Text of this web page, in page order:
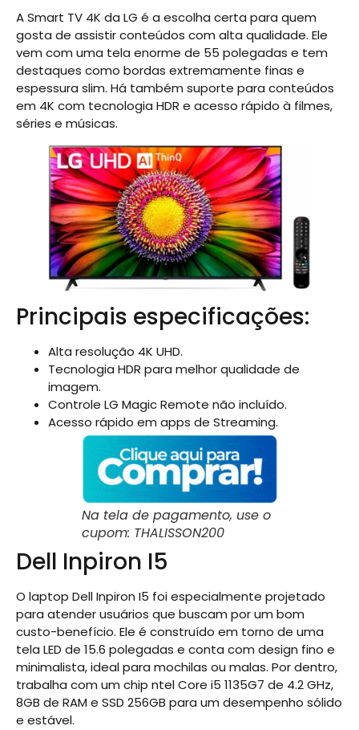
A Smart TV 4K da LG é a escolha certa para quem
gosta de assistir conteúdos com alta qualidade. Ele
vem com uma tela enorme de 55 polegadas e tem
destaques como bordas extremamente finas e
espessura slim. Há também suporte para conteúdos
em 4K com tecnologia HDR e acesso rápido à filmes,
séries e músicas.
Principais especificações:
Alta resolução 4K UHD.
Tecnologia HDR para melhor qualidade de
imagem.
Controle LG Magic Remote não incluído.
Acesso rápido em apps de Streaming.
Na tela de pagamento, use o
cupom: THALISSON200
Dell Inpiron I5
O laptop Dell Inpiron I5 foi especialmente projetado
para atender usuários que buscam por um bom
custo-benefício. Ele é construído em torno de uma
tela LED de 15.6 polegadas e conta com design fino e
minimalista, ideal para mochilas ou malas. Por dentro,
trabalha com um chip ntel Core i5 1135G7 de 4.2 GHz,
8GB de RAM e SSD 256GB para um desempenho sólido
e estável.